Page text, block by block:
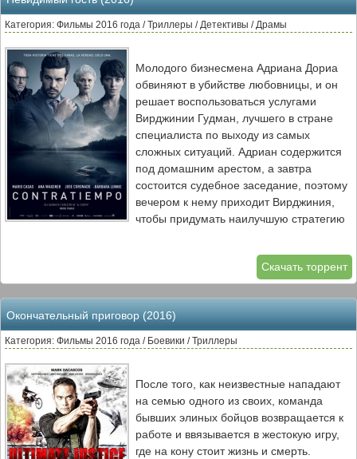
Категория: Фильмы 2016 года / Триллеры / Детективы / Драмы
Молодого бизнесмена Адриана Дориа
обвиняют в убийстве любовницы, и он
решает воспользоваться услугами
Вирджинии Гудман, лучшего в стране
специалиста по выходу из самых
сложных ситуаций. Адриан содержится
под домашним арестом, а завтра
состоится судебное заседание, поэтому
вечером к нему приходит Вирджиния,
чтобы придумать наилучшую стратегию
Скачать торрент
Окончательный приговор (2016)
Категория: Фильмы 2016 года / Боевики / Триллеры
После того, как неизвестные нападают
на семью одного из своих, команда
бывших элиных бойцов возвращается к
работе и ввязывается в жестокую игру,
где на кону стоит жизнь и смерть.